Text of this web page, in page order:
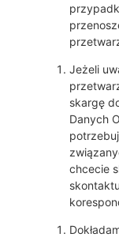
Jeżeli
skargę
Danych
chcecie